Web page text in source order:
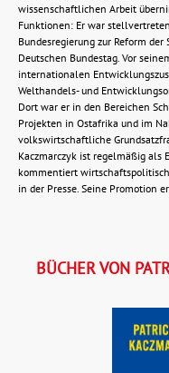
wissenschaftlichen Arbeit
Funktionen: Er war
Bundesregierung zur Reform
Deutschen Bundestag. Vor
internationalen
Welthandels- und
Dort war er in den Bereichen
Projekten in Ostafrika und im
volkswirtschaftliche
Kaczmarczyk ist regelmäßig als
kommentiert
in der Presse. Seine Promotion
BÜCHER VON